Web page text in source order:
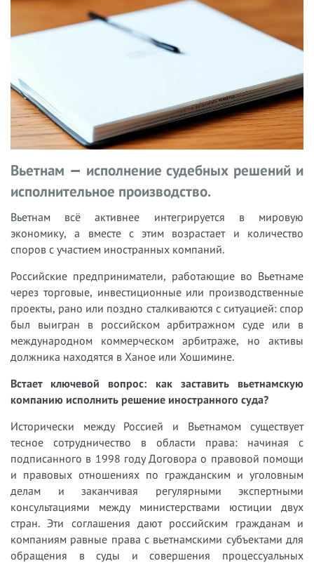
Вьетнам — исполнение судебных решений и
исполнительное производство.
Вьетнам всё активнее интегрируется в мировую
экономику, а вместе с этим возрастает и количество
споров с участием иностранных компаний.
Российские предприниматели, работающие во Вьетнаме
через торговые, инвестиционные или производственные
проекты, рано или поздно сталкиваются с ситуацией: спор
был выигран в российском арбитражном суде или в
международном коммерческом арбитраже, но активы
должника находятся в Ханое или Хошимине.
Встает ключевой вопрос: как заставить вьетнамскую
компанию исполнить решение иностранного суда?
Исторически между Россией и Вьетнамом существует
тесное сотрудничество в области права: начиная с
подписанного в 1998 году Договора о правовой помощи
и правовых отношениях по гражданским и уголовным
делам и заканчивая регулярными экспертными
консультациями между министерствами юстиции двух
стран. Эти соглашения дают российским гражданам и
компаниям равные права с вьетнамскими субъектами для
обращения в суды и совершения процессуальных